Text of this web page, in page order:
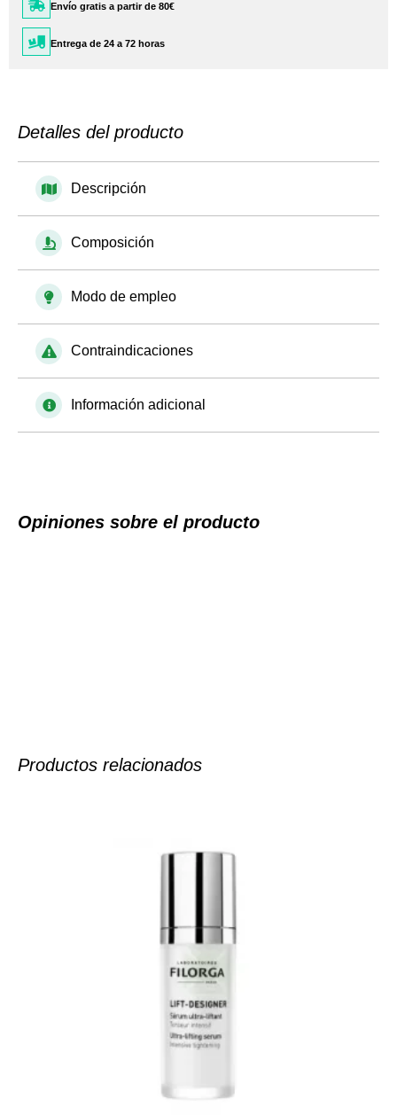
Envío gratis a partir de 80€
Entrega de 24 a 72 horas
Detalles del producto
Descripción
Composición
Modo de empleo
Contraindicaciones
Información adicional
Opiniones sobre el producto
Productos relacionados